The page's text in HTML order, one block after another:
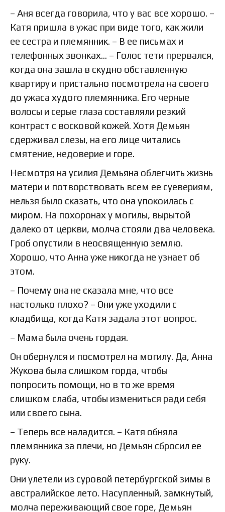
– Аня всегда говорила, что у вас все хорошо. –
Катя пришла в ужас при виде того, как жили
ее сестра и племянник. – В ее письмах и
телефонных звонках… – Голос тети прервался,
когда она зашла в скудно обставленную
квартиру и пристально посмотрела на своего
до ужаса худого племянника. Его черные
волосы и серые глаза составляли резкий
контраст с восковой кожей. Хотя Демьян
сдерживал слезы, на его лице читались
смятение, недоверие и горе.
Несмотря на усилия Демьяна облегчить жизнь
матери и потворствовать всем ее суевериям,
нельзя было сказать, что она упокоилась с
миром. На похоронах у могилы, вырытой
далеко от церкви, молча стояли два человека.
Гроб опустили в неосвященную землю.
Хорошо, что Анна уже никогда не узнает об
этом.
– Почему она не сказала мне, что все
настолько плохо? – Они уже уходили с
кладбища, когда Катя задала этот вопрос.
– Мама была очень гордая.
Он обернулся и посмотрел на могилу. Да, Анна
Жукова была слишком горда, чтобы
попросить помощи, но в то же время
слишком слаба, чтобы измениться ради себя
или своего сына.
– Теперь все наладится. – Катя обняла
племянника за плечи, но Демьян сбросил ее
руку.
Они улетели из суровой петербургской зимы в
австралийское лето. Насупленный, замкнутый,
молча переживающий свое горе, Демьян